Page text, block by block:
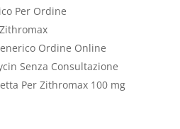
Per Ordine
Ordine Online
Senza Consultazione
Per Zithromax 100 mg